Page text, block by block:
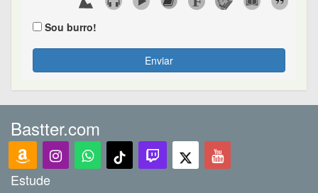
Sou burro!
Enviar
Bastter.com
Estude